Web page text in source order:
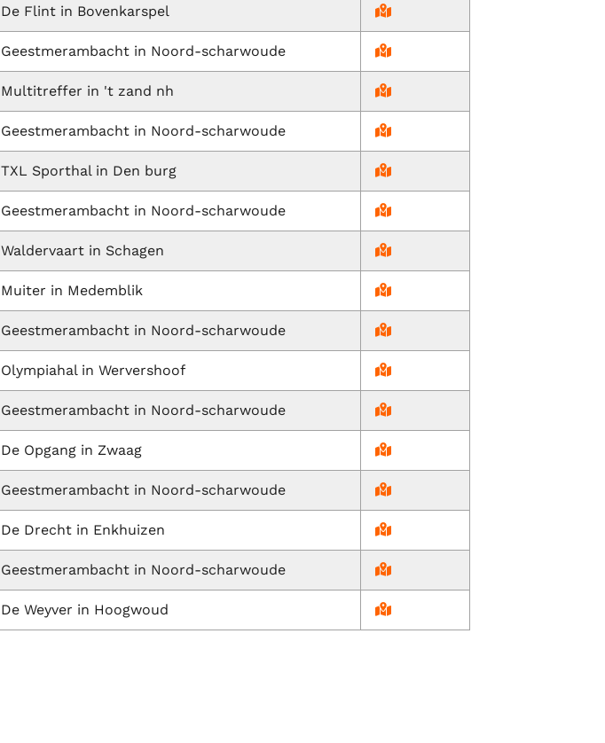
De Flint in Bovenkarspel
Geestmerambacht in Noord-scharwoude
Multitreffer in 't zand nh
Geestmerambacht in Noord-scharwoude
TXL Sporthal in Den burg
Geestmerambacht in Noord-scharwoude
Waldervaart in Schagen
Muiter in Medemblik
Geestmerambacht in Noord-scharwoude
Olympiahal in Wervershoof
Geestmerambacht in Noord-scharwoude
De Opgang in Zwaag
Geestmerambacht in Noord-scharwoude
De Drecht in Enkhuizen
Geestmerambacht in Noord-scharwoude
De Weyver in Hoogwoud